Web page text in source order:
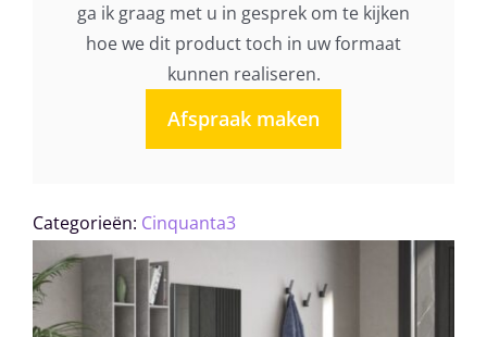
ga ik graag met u in gesprek om te kijken
hoe we dit product toch in uw formaat
kunnen realiseren.
Afspraak maken
Categorieën: Cinquanta3